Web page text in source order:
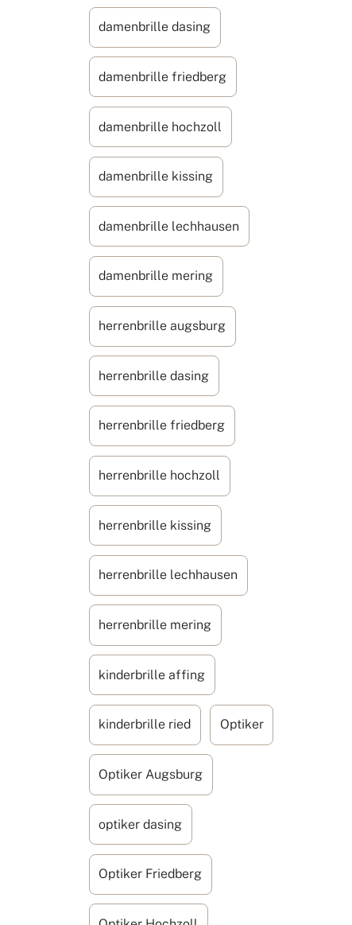
damenbrille dasing
damenbrille friedberg
damenbrille hochzoll
damenbrille kissing
damenbrille lechhausen
damenbrille mering
herrenbrille augsburg
herrenbrille dasing
herrenbrille friedberg
herrenbrille hochzoll
herrenbrille kissing
herrenbrille lechhausen
herrenbrille mering
kinderbrille affing
kinderbrille ried Optiker
Optiker Augsburg
optiker dasing
Optiker Friedberg